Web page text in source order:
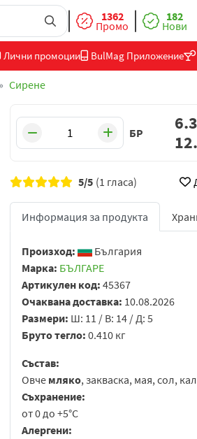
1362
Промо
182
Нови
Лични промоции BulMag Приложение
Сирене
БР
5/5 (1 гласа)
Информация за продукта
Произход:
България
Марка: БЪЛГАРЕ
Артикулен код: 45367
Очаквана доставка: 10.08.2026
Размери: Ш: 11 / В: 14 / Д: 5
Бруто тегло: 0.410 кг
Състав:
Овче мляко, закваска, мая, сол,
Съхранение:
от 0 до +5°C
Алергени: